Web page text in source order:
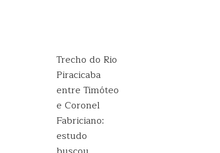
Trecho do Rio
Piracicaba
entre Timóteo
e Coronel
Fabriciano:
estudo